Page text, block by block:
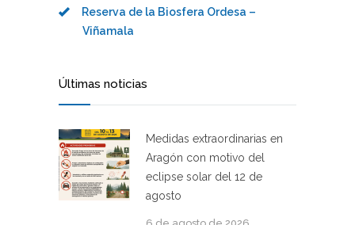
Reserva de la Biosfera Ordesa –
Viñamala
Últimas noticias
Medidas extraordinarias en
Aragón con motivo del
eclipse solar del 12 de
agosto